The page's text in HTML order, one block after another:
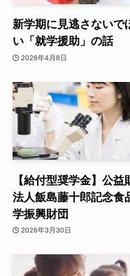
新学期に見逃さないで
い「就学援助」の話
2026年4月8日
【給付型奨学金】公益
法人飯島藤十郎記念食
学振興財団
2026年3月30日